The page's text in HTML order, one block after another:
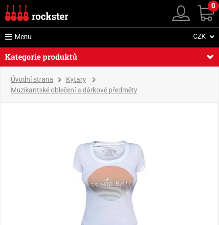
0
Menu CZK
Kategorie produktů
Úvodní strana
Kytary
Muzikantské oblečení a dárkové předměty